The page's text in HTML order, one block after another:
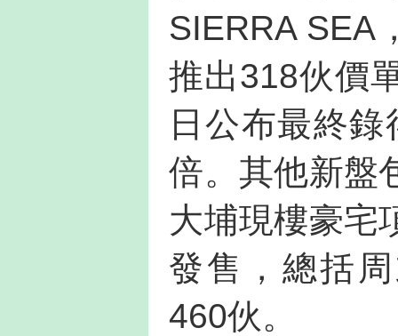
SIERRA SEA
推出318伙價
日公布最終
倍。其他新盤
大埔現樓豪宅
發售，總括
460伙。